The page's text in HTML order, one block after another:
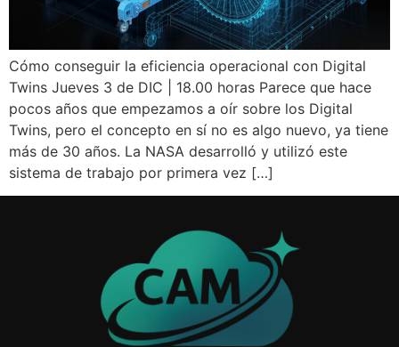
Cómo conseguir la eficiencia operacional con Digital
Twins Jueves 3 de DIC | 18.00 horas Parece que hace
pocos años que empezamos a oír sobre los Digital
Twins, pero el concepto en sí no es algo nuevo, ya tiene
más de 30 años. La NASA desarrolló y utilizó este
sistema de trabajo por primera vez […]